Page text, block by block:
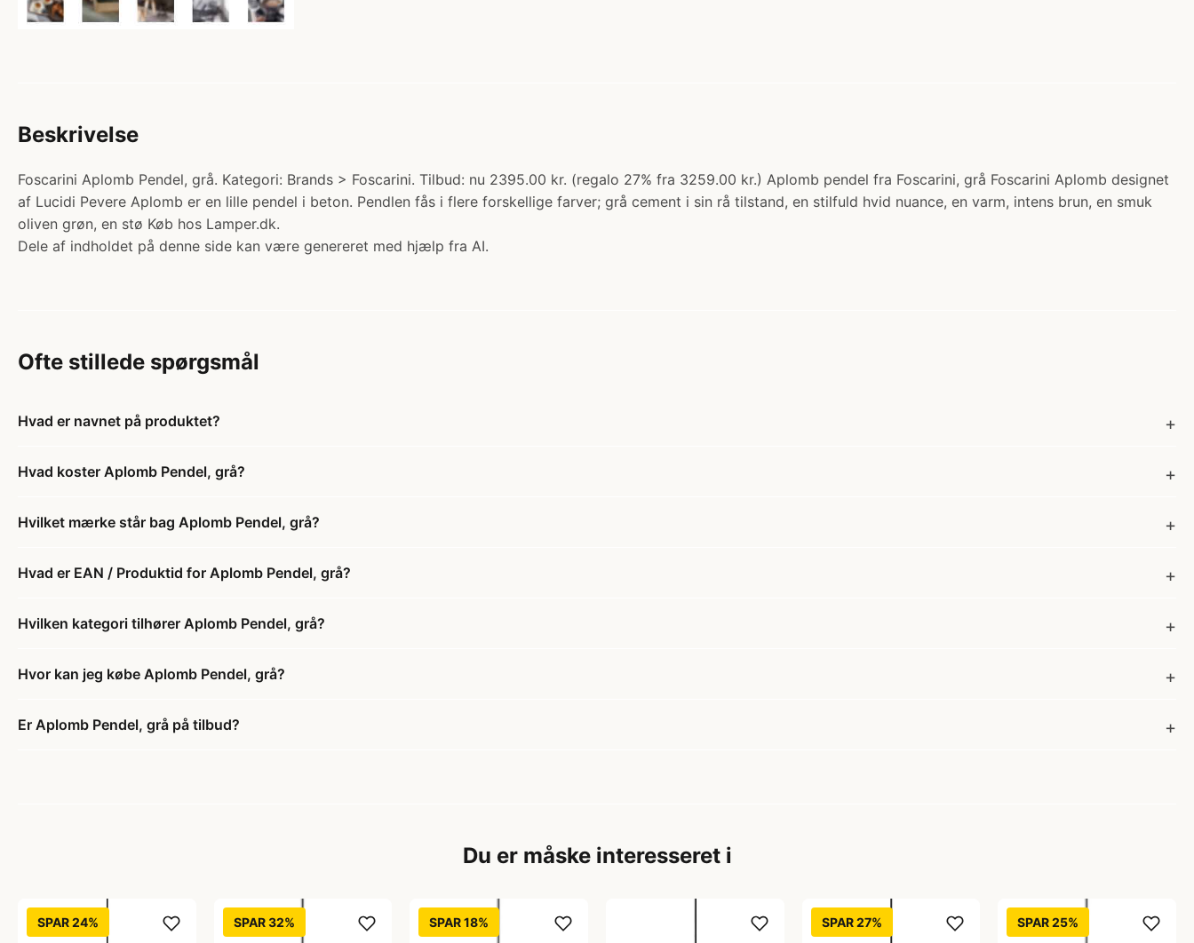
Beskrivelse
Foscarini Aplomb Pendel, grå. Kategori: Brands > Foscarini. Tilbud: nu 2395.00 kr. (regalo 27% fra 3259.00 kr.) Aplomb pendel fra Foscarini, grå Foscarini Aplomb designet
af Lucidi Pevere Aplomb er en lille pendel i beton. Pendlen fås i flere forskellige farver; grå cement i sin rå tilstand, en stilfuld hvid nuance, en varm, intens brun, en smuk
oliven grøn, en stø Køb hos Lamper.dk.
Dele af indholdet på denne side kan være genereret med hjælp fra AI.
Ofte stillede spørgsmål
Hvad er navnet på produktet?
Hvad koster Aplomb Pendel, grå?
Hvilket mærke står bag Aplomb Pendel, grå?
Hvad er EAN / Produktid for Aplomb Pendel, grå?
Hvilken kategori tilhører Aplomb Pendel, grå?
Hvor kan jeg købe Aplomb Pendel, grå?
Er Aplomb Pendel, grå på tilbud?
Du er måske interesseret i
SPAR 24% SPAR 32% SPAR 18% SPAR 27% SPAR 25%